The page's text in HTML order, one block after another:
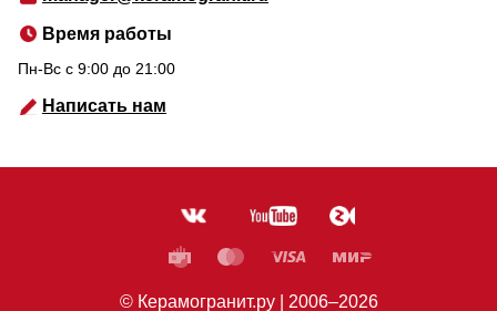
Время работы
Пн-Вс c 9:00 до 21:00
Написать нам
© Керамогранит.ру | 2006–2026